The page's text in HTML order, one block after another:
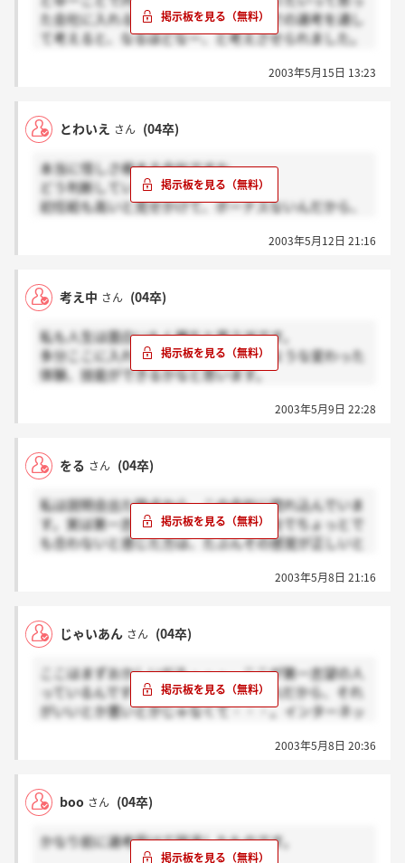
た会社に入れるのは幸せです。これまでの選考を通し
て考えると、なるほどなー、と考えさせられました。
したが、今考えると、おそろしく合理的な選考だった
結局、働くってのは、ああやって、取引先も漠然とし
たものしかないニーズを、質問したり、提案したりし
えていくって事なんですね。
社会に出ると、この選考のように答えも決まっていな
い混沌とした世界ってことなんだ、って思い知らされ
絞れば、仕事は面白いものになっていくんでしょう。
社長も、その場で考え考え、我々も考え考え。何がな
んだか分からなくなっては、また戻ってくるみたい
な。（情報を小出しにして、ちょっと進めては作戦会
議、ちょっと進めては作戦会議してましたね）
あの日は、ああ、ここで働けたらなって素直に感じて
しまいました。最初は、説明会の例のビデオで衝撃受
けて、入りたいなー、なんて書きましたが、選考進ん
でいく中で「会社は本気です」って言葉は本当だった
2003年5月15日 13:23
とわいえ さん (04卒)
本当に怪しさ極まる会社ですな。
どう判断していいのか。
初任給も高いと見せかけて、ボーナスないんだから、
2003年5月12日 21:16
考え中 さん (04卒)
私も人生は面白いもん勝ちと思う派です。
多分ここに入れば、普通体験できないような変わった
体験、技能ができるかなと思います。
私は逆にこんなでいいのか？？と思うような体制で動
会社との相性とはよく言いますよね。
ここはちょっと個性が強いけど、そこに惹かれちゃう
ある意味最強のマッチングの測り方ですよね～
2003年5月9日 22:28
をる さん (04卒)
私は説明会出た時点から、この会社に惚れ込んでいま
す。実は第一志望。逆に言えば、説明会でちょっとで
も合わないと感じた方は、たぶんその感覚が正しいと
この副社長にどうしようもない魅力を感じてしまうよ
ーな人間なんだよ。会社がやばいと思ったら、自分が
会社ってなんだろうって考えさせられる説明会でした
よね
2003年5月8日 21:16
じゃいあん さん (04卒)
ここはまずおかしいだろ・・・。ここが第一志望の人
っているんですか？？？まあ人それぞれだから、それ
がいいとか悪いとかじゃなくて・・・。インターネッ
2003年5月8日 20:36
boo さん (04卒)
かなり前に選考受けて辞退したものです。